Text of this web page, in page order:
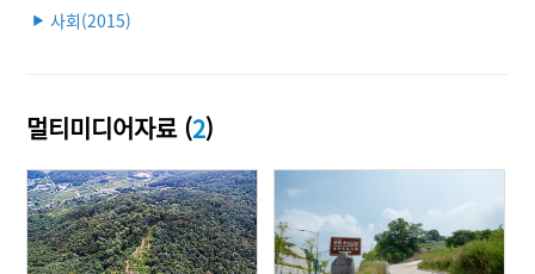
▶ 사회(2015)
멀티미디어자료 (2)